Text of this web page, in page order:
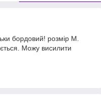
бордовий! розмір М.
Можу висилити